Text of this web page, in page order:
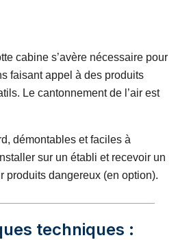
cabine s’avère nécessaire pour
faisant appel à des produits
Le cantonnement de l’air est
démontables et faciles à
sur un établi et recevoir un
produits dangereux (en option).
techniques :